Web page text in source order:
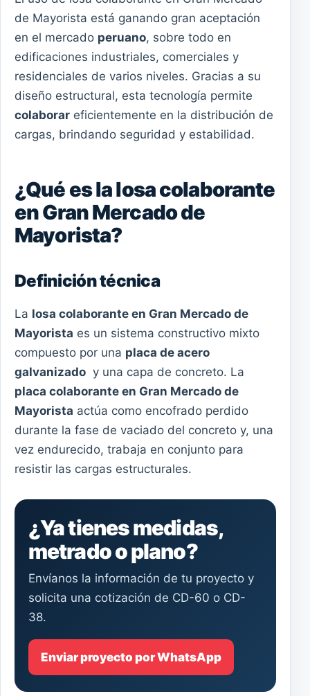
de Mayorista está ganando gran aceptación
en el mercado peruano, sobre todo en
edificaciones industriales, comerciales y
residenciales de varios niveles. Gracias a su
diseño estructural, esta tecnología permite
colaborar eficientemente en la distribución de
cargas, brindando seguridad y estabilidad.
¿Qué es la losa colaborante
en Gran Mercado de
Mayorista?
Definición técnica
La losa colaborante en Gran Mercado de
Mayorista es un sistema constructivo mixto
compuesto por una placa de acero
galvanizado y una capa de concreto. La
placa colaborante en Gran Mercado de
Mayorista actúa como encofrado perdido
durante la fase de vaciado del concreto y, una
vez endurecido, trabaja en conjunto para
resistir las cargas estructurales.
¿Ya tienes medidas,
metrado o plano?
Envíanos la información de tu proyecto y
solicita una cotización de CD-60 o CD-
38.
Enviar proyecto por WhatsApp